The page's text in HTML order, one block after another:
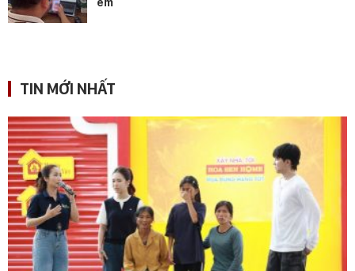
TIN MỚI NHẤT